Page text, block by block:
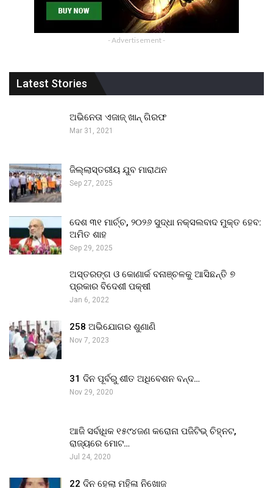
- Advertisement -
Latest Stories
ଅଭିନେତା ଏଜାଜ୍ ଖାନ୍ ଗିରଫ
Mar 31, 2021
ଜିଲ୍ଲାସ୍ତରୀୟ ଯୁବ ମାରାଥନ
Sep 27, 2025
ଦେଶ ୩୧ ମାର୍ଚ୍ଚ, ୨୦୨୬ ସୁଦ୍ଧା ନକ୍ସଲବାଦ ମୁକ୍ତ ହେବ:
ଅମିତ ଶାହ
Sep 29, 2025
ଅସ୍ତରଙ୍ଗ ଓ କୋଣାର୍କ ବନାଞ୍ଚଳକୁ ଆସିଛନ୍ତି ୭
ପ୍ରକାର ବିଦେଶୀ ପକ୍ଷୀ
Jan 6, 2022
258 ଅଭିଯୋଗର ଶୁଣାଣି
Nov 7, 2023
31 ଦିନ ପୂର୍ବରୁ ଶୀତ ଅଧିବେଶନ ବନ୍ଦ…
Nov 29, 2020
ଆଜି ସର୍ବାଧିକ ୧୫୯୪ଜଣ କରୋନା ପଜିଟିଭ୍ ଚିହ୍ନଟ,
ରାଜ୍ୟରେ ମୋଟ…
Jul 24, 2020
22 ଦିନ ହେଲା ମହିଳା ନିଖୋଜ